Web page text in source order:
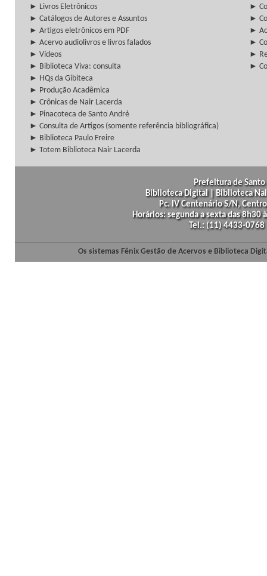
► Livros Eletrônicos
►
► Catálogos de Autores e Assuntos
►
► Artigos eletrônicos em PDF
►
► Acervo audiolivros e livros falados
►
► Vídeos
►
► Biblioteca Viva: consulta
►
► HQs da Gibiteca
► Produção Acadêmica
► Crônicas de Nair Lacerda
► Pinacoteca de Santo André
► Consulta de Artigos (somente referência bibliográfica)
► Biblioteca Paulo Freire
► Totem Biblioteca Nair Lacerda
Prefeitura de
Biblioteca Digital | Biblioteca
Pc. IV Centenário S/N,
Horários: segunda a sexta das
Tel.: (11) 4433-
Os sistemas Fênix Gestão de Acervos e Biblioteca